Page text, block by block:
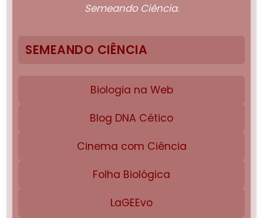
Semeando Ciência.
SEMEANDO CIÊNCIA
Biologia na Web
Blog DNA Cético
Cinema com Ciência
Folha Biológica
LaGEEvo